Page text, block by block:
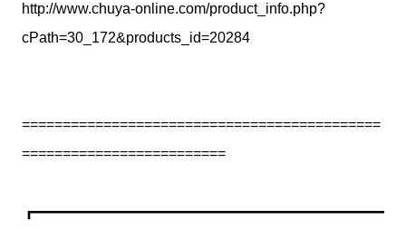
http://www.chuya-online.com/product_info.php?
cPath=30_172&products_id=20284
============================================
=========================
┏━━━━━━━━━━━━━━━━━━━━━━━━